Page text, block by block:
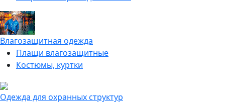
Влагозащитная одежда
Плащи влагозащитные
Костюмы, куртки
Одежда для охранных структур